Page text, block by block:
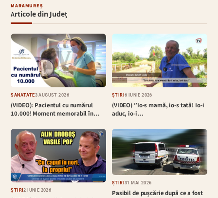
MARAMUREȘ
Articole din Județ
SĂNĂTATE3 AUGUST 2026
(VIDEO): Pacientul cu numărul
10.000! Moment memorabil în…
ȘTIRI6 IUNIE 2026
(VIDEO) ”Io-s mamă, io-s tată! Io-i
aduc, io-i…
ȘTIRI2 IUNIE 2026
ȘTIRI31 MAI 2026
Pasibil de pușcărie după ce a fost